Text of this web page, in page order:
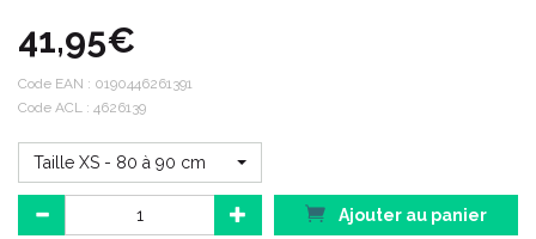
L' épaule est l' articulation qui permet d' unir le bras au thorax.
Les traumatismes de l’ épaule peuvent entraîner des fractures,
des entorses, des luxations, ces deux dernières étant les plus
Articulation charnière du membre supérieur, le coude est
particulièrement exposé aux pathologies traumatiques,
dégénératives et inflammatoires, mais aussi aux pathologies
nerveuses. La pathologie la plus fréquente constatée est le
41,95€
Code EAN : 0190446261391
Code ACL : 4626139
Taille XS - 80 à 90 cm
Ajouter au panier